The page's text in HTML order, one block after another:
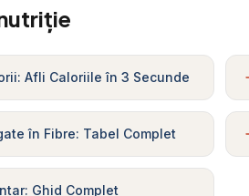
Afli Caloriile în 3 Secunde
în Fibre: Tabel Complet
Ghid Complet